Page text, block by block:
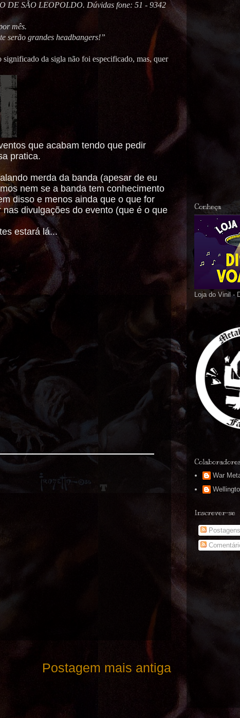
DE SÃO LEOPOLDO. Dúvidas fone: 51 - 9342
mês.
serão grandes headbangers!”
da sigla não foi especificado, mas, quer
que acabam tendo que pedir
pratica.
merda da banda (apesar de eu
nem se a banda tem conhecimento
disso e menos ainda que o que for
divulgações do evento (que é o que
estará lá...
Postagem mais antiga
Conheça
Loja do Vinil -
War
Inscrever-se
Postagens